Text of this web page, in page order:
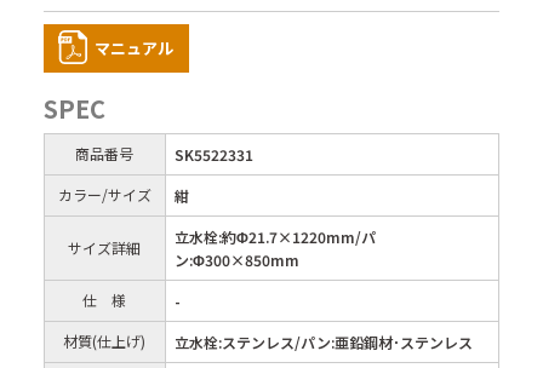
マニュアル
SPEC
商品番号
SK5522331
カラー/サイズ
紺
サイズ詳細
立水栓:約Φ21.7×1220mm/パ
ン:Φ300×850mm
仕 様
-
材質(仕上げ)
立水栓:ステンレス/パン:亜鉛鋼材･ステンレス